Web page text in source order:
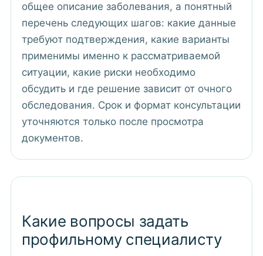
общее описание заболевания, а понятный
перечень следующих шагов: какие данные
требуют подтверждения, какие варианты
применимы именно к рассматриваемой
ситуации, какие риски необходимо
обсудить и где решение зависит от очного
обследования. Срок и формат консультации
уточняются только после просмотра
документов.
Какие вопросы задать
профильному специалисту